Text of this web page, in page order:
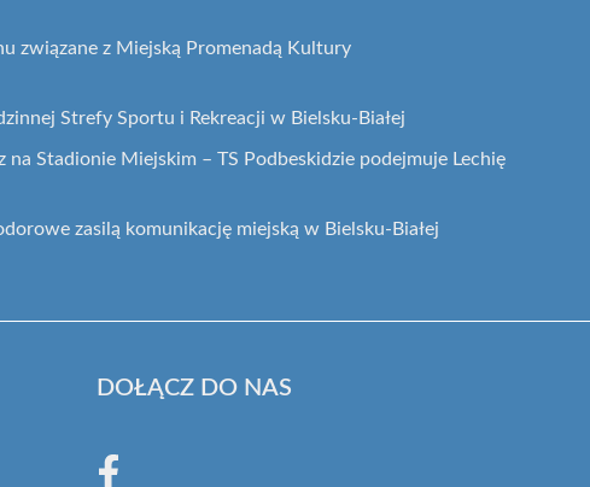
związane z Miejską Promenadą Kultury
Strefy Sportu i Rekreacji w Bielsku-Białej
na Stadionie Miejskim – TS Podbeskidzie podejmuje Lechię
zasilą komunikację miejską w Bielsku-Białej
DOŁĄCZ DO NAS